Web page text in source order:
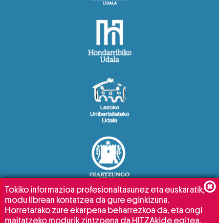
Tokiko informazioa profesionaltasunez eta euskaratik,
modu librean kontatzea da gure eginkizuna.
Horretarako zure ekarpena beharrezkoa da, eta ongi
maitatzeko modurik zintzoena da HITZAkide egitea.